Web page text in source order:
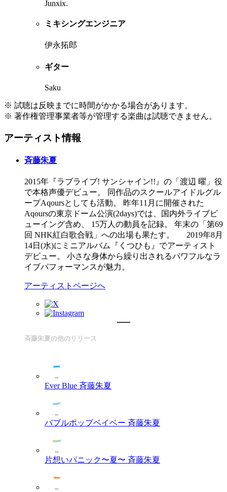
Junxix.
ミキシングエンジニア
伊永拓郎
ギター
Saku
※ 試聴は反映までに時間がかかる場合があります。
※ 著作権管理事業者等が管理する楽曲は試聴できません。
アーティスト情報
斉藤朱夏
2015年『ラブライブ! サンシャイン!!』の「渡辺 曜」役
で本格声優デビュー。 同作品のスクールアイドルグル
ープAqoursとしても活動。 昨年11月に開催された
Aqoursの東京ドーム公演(2days)では、国内外ライブビ
ューイング含め、 15万人の動員を記録。 年末の「第69
回 NHK紅白歌合戦」への出場も果たす。 2019年8月
14日(水)にミニアルバム『くつひも』でアーティスト
デビュー。 小さな身体から繰り出されるパワフルなラ
イブパフォーマンスが魅力。
アーティストページへ
斉藤朱夏の他のリリース
Ever Blue 斉藤朱夏
バブルポップベイベー 斉藤朱夏
片想いパニック〜夏〜 斉藤朱夏